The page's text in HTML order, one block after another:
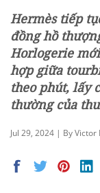
Hermès tiếp
đồng hồ
Horlogerie
hợp giữa
theo phút, lấy
thường của
Jul 29, 2024 | By Victor